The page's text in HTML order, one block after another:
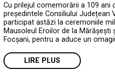
Cu prilejul comemorării a 109 ani
președintele Consiliului Județean
participat astăzi la ceremoniile
Mausoleul Eroilor de la Mărășești
Focșani, pentru a aduce un
LIRE PLUS